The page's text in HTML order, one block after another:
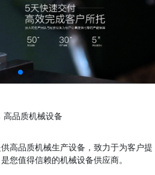
高品质机械设备
高品质机械生产设备，致力于为客户提
您值得信赖的机械设备供应商。